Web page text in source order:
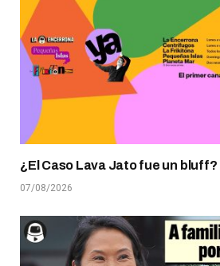
¿El Caso Lava Jato fue un bluff?
07/08/2026